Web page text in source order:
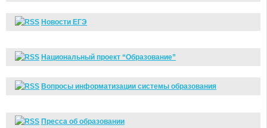
Новости ЕГЭ
Национальный проект “Образование”
Вопросы информатизации системы образования
Пресса об образовании